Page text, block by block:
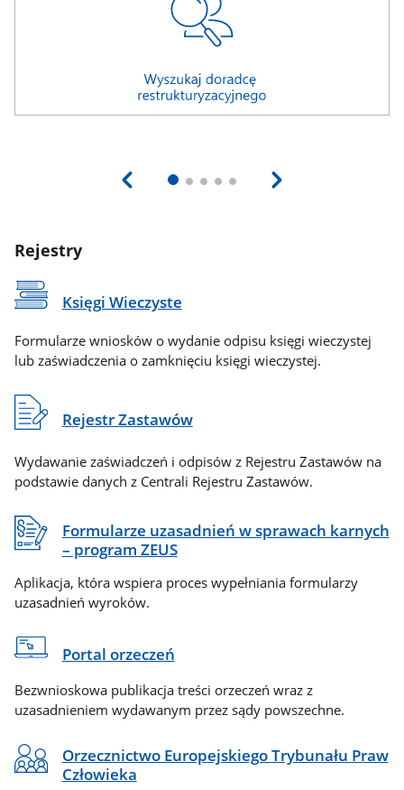
Rejestry
Księgi Wieczyste
Formularze wniosków o wydanie odpisu księgi wieczystej
lub zaświadczenia o zamknięciu księgi wieczystej.
Rejestr Zastawów
Wydawanie zaświadczeń i odpisów z Rejestru Zastawów na
podstawie danych z Centrali Rejestru Zastawów.
Formularze uzasadnień w sprawach karnych
– program ZEUS
Aplikacja, która wspiera proces wypełniania formularzy
uzasadnień wyroków.
Portal orzeczeń
Bezwnioskowa publikacja treści orzeczeń wraz z
uzasadnieniem wydawanym przez sądy powszechne.
Orzecznictwo Europejskiego Trybunału Praw
Człowieka